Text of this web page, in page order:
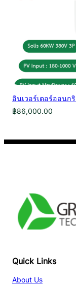
อินเวอร์เตอร์ออนก
฿86,000.00
Quick Links
About Us